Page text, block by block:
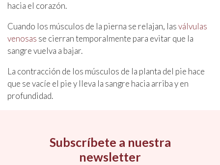
hacia el corazón.
Cuando los músculos de la pierna se relajan, lasválvulas
venosas se cierran temporalmente para evitar que la
sangre vuelva a bajar.
La contracción de los músculos de la planta del pie hace
que se vacíe el pie y lleva la sangre hacia arriba y en
profundidad.
Subscríbete a nuestra
newsletter